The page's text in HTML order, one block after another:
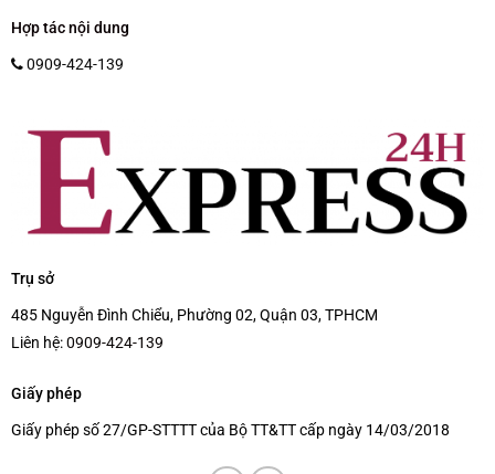
Hợp tác nội dung
0909-424-139
Trụ sở
485 Nguyễn Đình Chiểu, Phường 02, Quận 03, TPHCM
Liên hệ:0909-424-139
Giấy phép
Giấy phép số 27/GP-STTTT của Bộ TT&TT cấp ngày 14/03/2018